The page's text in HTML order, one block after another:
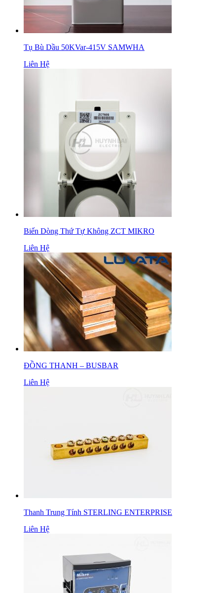
Tụ Bù Dầu 50KVar-415V SAMWHA
Liên Hệ
Biến Dòng Thứ Tự Không ZCT MIKRO
Liên Hệ
ĐỒNG THANH – BUSBAR
Liên Hệ
Thanh Trung Tính STERLING ENTERPRISE
Liên Hệ